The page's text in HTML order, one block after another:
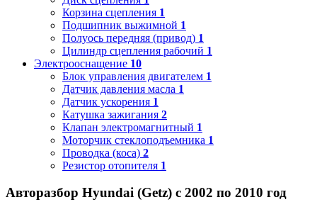
Корзина сцепления 1
Подшипник выжимной 1
Полуось передняя (привод) 1
Цилиндр сцепления рабочий 1
Электрооснащение 10
Блок управления двигателем 1
Датчик давления масла 1
Датчик ускорения 1
Катушка зажигания 2
Клапан электромагнитный 1
Моторчик стеклоподъемника 1
Проводка (коса) 2
Резистор отопителя 1
Авторазбор Hyundai (Getz) с 2002 по 2010 год